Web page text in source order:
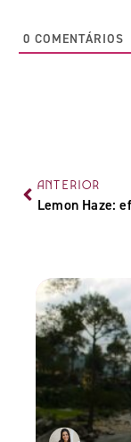
0 COMENTÁRIOS
ANTERIOR